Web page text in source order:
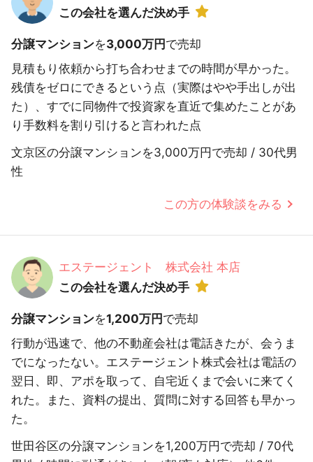
この会社を選んだ決め手
分譲マンションを3,000万円で売却
見積もり依頼から打ち合わせまでの時間が早かった。
残債をゼロにできるという点（実際はやや手出しが出
た）、すでに同物件で投資家を直近で集めたことがあ
り手数料を割り引けると言われた点
文京区の分譲マンションを3,000万円で売却 / 30代男
性
この方の体験談をみる
エステージェント 株式会社 本店
この会社を選んだ決め手
分譲マンションを1,200万円 で売却
行動が迅速で、他の不動産会社は電話きたが、会うま
でになったない。エステージェント株式会社は電話の
翌日、即、アポを取って、自宅近くまで会いに来てく
れた。また、資料の提出、質問に対する回答も早かっ
た。
世田谷区の分譲マンションを1,200万円で売却 / 70代